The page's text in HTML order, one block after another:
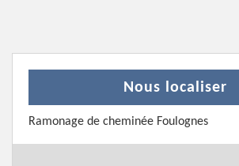
Nous localiser
Ramonage de cheminée Foulognes